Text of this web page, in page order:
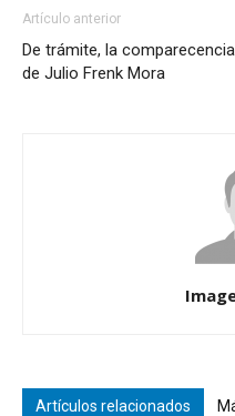
Artículo anterior
De trámite, la comparecencia
de Julio Frenk Mora
Artículos relacionados